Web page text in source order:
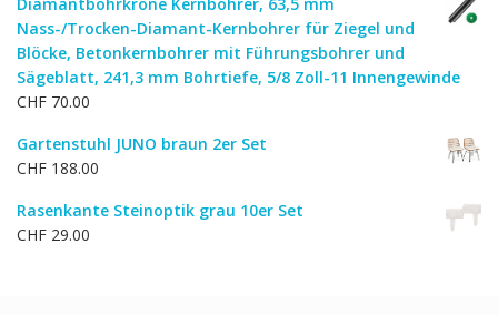
Nass-/Trocken-Diamant-Kernbohrer für Ziegel und
Blöcke, Betonkernbohrer mit Führungsbohrer und
Sägeblatt, 241,3 mm Bohrtiefe, 5/8 Zoll-11 Innengewinde
CHF 70.00
Gartenstuhl JUNO braun 2er Set
CHF 188.00
Rasenkante Steinoptik grau 10er Set
CHF 29.00